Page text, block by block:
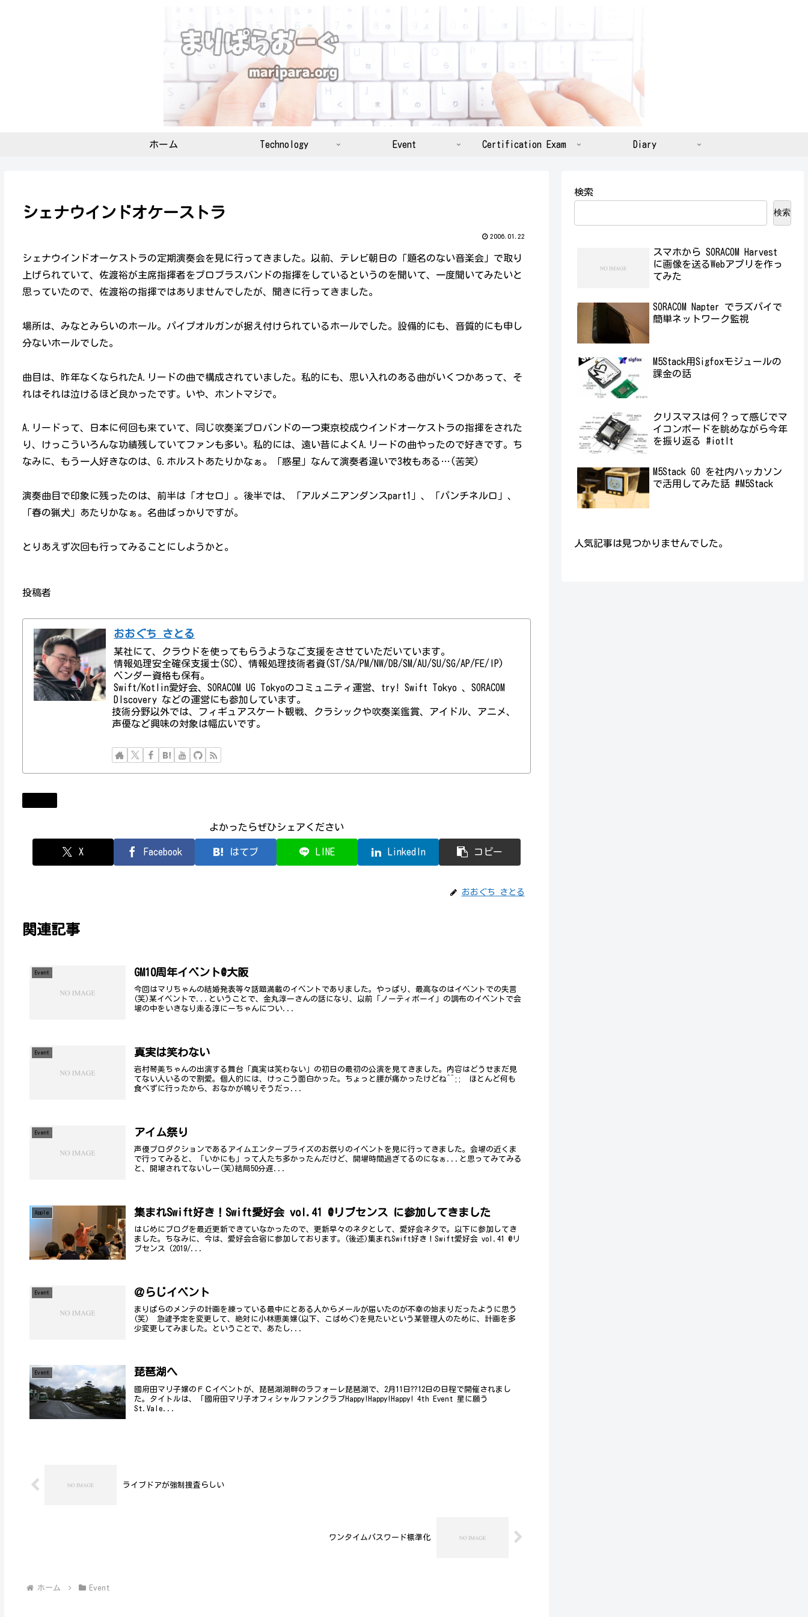
ホーム Technology Event Certification Exam Diary
シェナウインドオケーストラ
2006.01.22
シェナウインドオーケストラの定期演奏会を見に行ってきました。以前、テレビ朝日の「題名のない音楽会」で取り
上げられていて、佐渡裕が主席指揮者をプロブラスバンドの指揮をしているというのを聞いて、一度聞いてみたいと
思っていたので、佐渡裕の指揮ではありませんでしたが、聞きに行ってきました。
場所は、みなとみらいのホール。パイプオルガンが据え付けられているホールでした。設備的にも、音質的にも申し
分ないホールでした。
曲目は、昨年なくなられたA.リードの曲で構成されていました。私的にも、思い入れのある曲がいくつかあって、そ
れはそれは泣けるほど良かったです。いや、ホントマジで。
A.リードって、日本に何回も来ていて、同じ吹奏楽プロバンドの一つ東京校成ウインドオーケストラの指揮をされた
り、けっこういろんな功績残していてファンも多い。私的には、遠い昔によくA.リードの曲やったので好きです。ち
なみに、もう一人好きなのは、G.ホルストあたりかなぁ。「惑星」なんて演奏者違いで3枚もある…(苦笑)
演奏曲目で印象に残ったのは、前半は「オセロ」。後半では、「アルメニアンダンスpart1」、「パンチネルロ」、
「春の猟犬」あたりかなぁ。名曲ばっかりですが。
とりあえず次回も行ってみることにしようかと。
投稿者
おおぐち さとる
某社にて、クラウドを使ってもらうようなご支援をさせていただいています。
情報処理安全確保支援士(SC)、情報処理技術者資(ST/SA/PM/NW/DB/SM/AU/SU/SG/AP/FE/IP)
ベンダー資格も保有。
Swift/Kotlin愛好会、SORACOM UG Tokyoのコミュニティ運営、try! Swift Tokyo 、SORACOM
DIscovery などの運営にも参加しています。
技術分野以外では、フィギュアスケート観戦、クラシックや吹奏楽鑑賞、アイドル、アニメ、
声優など興味の対象は幅広いです。
よかったらぜひシェアください
X Facebook はてブ LINE LinkedIn コピー
おおぐち さとる
関連記事
Event GM10周年イベント@大阪
今回はマリちゃんの結婚発表等々話題満載のイベントでありました。やっぱり、最高なのはイベントでの失言
(笑)某イベントで...ということで、金丸淳一さんの話になり、以前「ノーティボーイ」の調布のイベントで会
場の中をいきなり走る淳にーちゃんについ...
Event 真実は笑わない
岩村琴美ちゃんの出演する舞台「真実は笑わない」の初日の最初の公演を見てきました。内容はどうせまだ見
てない人いるので割愛。個人的には、けっこう面白かった。ちょっと腰が痛かったけどね^^;; ほとんど何も
食べずに行ったから、おなかが鳴りそうだっ...
Event アイム祭り
声優プロダクションであるアイムエンタープライズのお祭りのイベントを見に行ってきました。会場の近くま
で行ってみると、「いかにも」って人たち多かったんだけど、開場時間過ぎてるのになぁ...と思ってみてみる
と、開場されてないしー(笑)結局50分遅...
Apple 集まれSwift好き！Swift愛好会 vol.41 @リブセンス に参加してきました
はじめにブログを最近更新できていなかったので、更新早々のネタとして、愛好会ネタで。以下に参加してき
ました。ちなみに、今は、愛好会合宿に参加しております。(後述)集まれSwift好き！Swift愛好会 vol.41 @リ
ブセンス (2019/...
Event ＠らじイベント
まりぱらのメンテの計画を練っている最中にとある人からメールが届いたのが不幸の始まりだったように思う
(笑) 急遽予定を変更して、絶対に小林恵美嬢(以下、こばめぐ)を見たいという某管理人のために、計画を多
少変更してみました。ということで、あたし...
Event 琵琶湖へ
國府田マリ子嬢のＦＣイベントが、琵琶湖湖畔のラフォーレ琵琶湖で、2月11日??12日の日程で開催されまし
た。タイトルは、「國府田マリ子オフィシャルファンクラブHappy!Happy!Happy! 4th Event 星に願う
St.Vale...
ライブドアが強制捜査らしい
ワンタイムパスワード標準化
ホーム Event
検索
検索
スマホから SORACOM Harvest
に画像を送るWebアプリを作っ
てみた
SORACOM Napter でラズパイで
簡単ネットワーク監視
M5Stack用Sigfoxモジュールの
課金の話
クリスマスは何？って感じでマ
イコンボードを眺めながら今年
を振り返る #iotlt
M5Stack GO を社内ハッカソン
で活用してみた話 #M5Stack
人気記事は見つかりませんでした。